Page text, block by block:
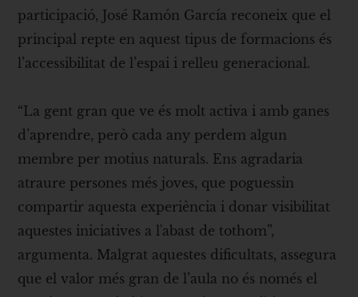
participació, José Ramón García reconeix que el
principal repte en aquest tipus de formacions és
l’accessibilitat de l’espai i relleu generacional.
“La gent gran que ve és molt activa i amb ganes
d’aprendre, però cada any perdem algun
membre per motius naturals. Ens agradaria
atraure persones més joves, que poguessin
compartir aquesta experiència i donar visibilitat
aquestes iniciatives a l'abast de tothom”,
argumenta. Malgrat aquestes dificultats, assegura
que el valor més gran de l’aula no és només el